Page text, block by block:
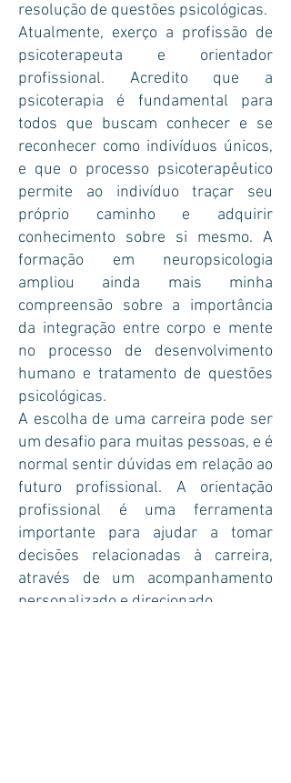
resolução de questões psicológicas.
Atualmente, exerço a profissão de
psicoterapeuta e orientador
profissional. Acredito que a
psicoterapia é fundamental para
todos que buscam conhecer e se
reconhecer como indivíduos únicos,
e que o processo psicoterapêutico
permite ao indivíduo traçar seu
próprio caminho e adquirir
conhecimento sobre si mesmo. A
formação em neuropsicologia
ampliou ainda mais minha
compreensão sobre a importância
da integração entre corpo e mente
no processo de desenvolvimento
humano e tratamento de questões
psicológicas.
A escolha de uma carreira pode ser
um desafio para muitas pessoas, e é
normal sentir dúvidas em relação ao
futuro profissional. A orientação
profissional é uma ferramenta
importante para ajudar a tomar
decisões relacionadas à carreira,
através de um acompanhamento
personalizado e direcionado.